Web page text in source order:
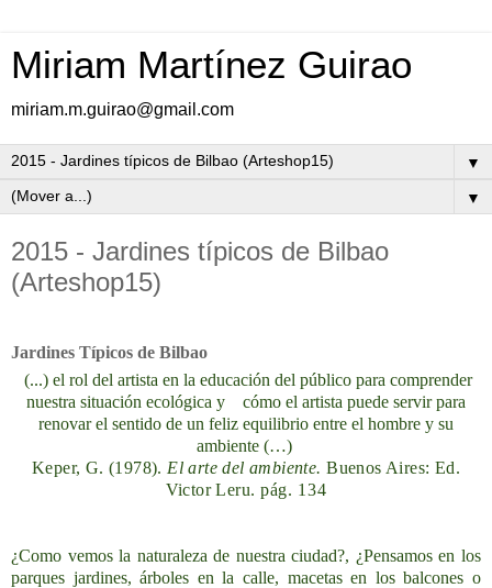
Miriam Martínez Guirao
miriam.m.guirao@gmail.com
▼
▼
2015 - Jardines típicos de Bilbao
(Arteshop15)
Jardines Típicos de Bilbao
(...) el rol del artista en la educación del público para comprender
nuestra situación ecológica y cómo el artista puede servir para
renovar el sentido de un feliz equilibrio entre el hombre y su
ambiente (…)
Keper, G. (1978). El arte del ambiente. Buenos Aires: Ed.
Victor Leru. pág. 134
¿Como vemos la naturaleza de nuestra ciudad?, ¿Pensamos en los
parques jardines, árboles en la calle, macetas en los balcones o